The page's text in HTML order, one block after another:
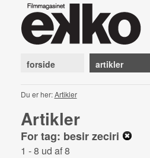
forside artikler
Du er her:Artikler
Artikler
For tag: besir zeciri
1 - 8 ud af 8